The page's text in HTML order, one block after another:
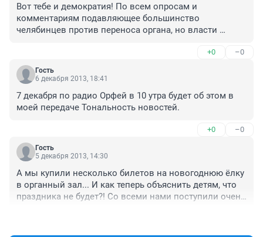
Вот тебе и демократия! По всем опросам и
комментариям подавляющее большинство
челябинцев против переноса органа, но власти
+0 –0
Гость
6 декабря 2013, 18:41
7 декабря по радио Орфей в 10 утра будет об этом в
моей передаче Тональность новостей.
+0 –0
Гость
5 декабря 2013, 14:30
А мы купили несколько билетов на новогоднюю ёлку
в органный зал... И как теперь объяснить детям, что
праздника не будет?! Со всеми нами поступили очень